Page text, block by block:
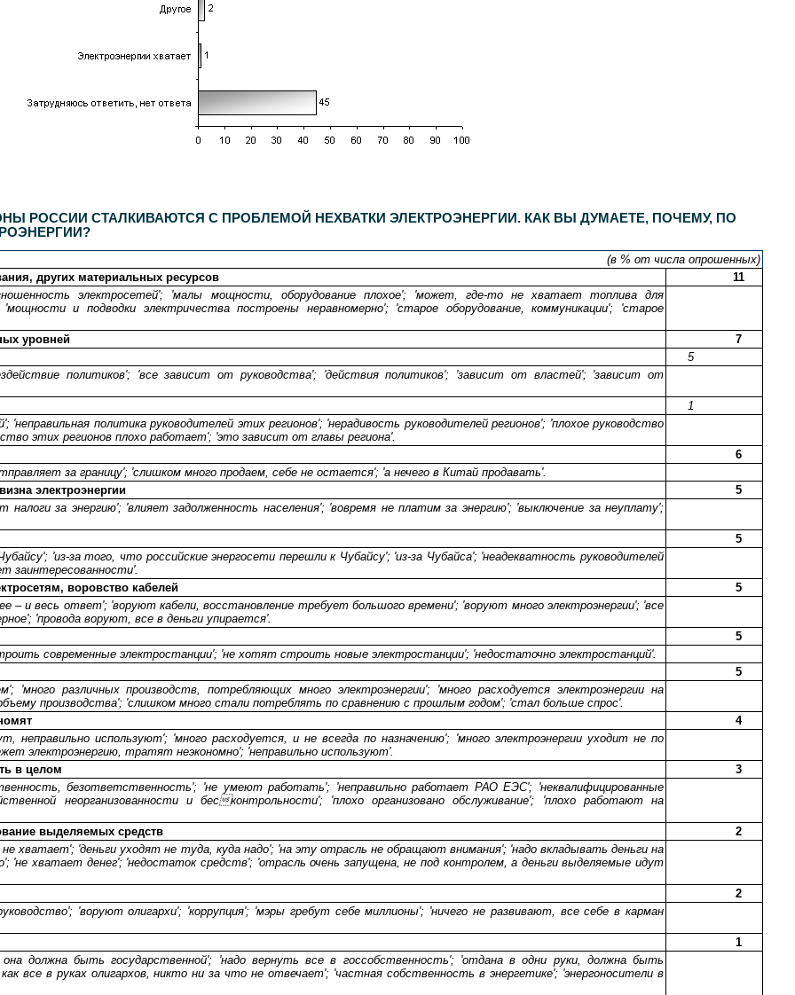
РОССИИ СТАЛКИВАЮТСЯ С ПРОБЛЕМОЙ НЕХВАТКИ ЭЛЕКТРОЭНЕРГИИ. КАК ВЫ ДУМАЕТЕ, ПОЧЕМУ, ПО
(в % от числа опрошенных)
других материальных ресурсов
11
электросетей'; 'малы мощности, оборудование плохое'; 'может, где-то не хватает топлива для
и подводки электричества построены неравномерно'; 'старое оборудование, коммуникации'; 'старое
уровней
7
5
политиков'; 'все зависит от руководства'; 'действия политиков'; 'зависит от властей'; 'зависит от
1
политика руководителей этих регионов'; 'нерадивость руководителей регионов'; 'плохое руководство
этих регионов плохо работает'; 'это зависит от главы региона'.
6
за границу'; 'слишком много продаем, себе не остается'; 'а нечего в Китай продавать'.
электроэнергии
5
за энергию'; 'влияет задолженность населения'; 'вовремя не платим за энергию'; 'выключение за неуплату';
5
'из-за того, что российские энергосети перешли к Чубайсу'; 'из-за Чубайса'; 'неадекватность руководителей
заинтересованности'.
воровство кабелей
5
– и весь ответ'; 'воруют кабели, восстановление требует большого времени'; 'воруют много электроэнергии'; 'все
'провода воруют, все в деньги упирается'.
5
современные электростанции'; 'не хотят строить новые электростанции'; 'недостаточно электростанций'.
5
'много различных производств, потребляющих много электроэнергии'; 'много расходуется электроэнергии на
производства'; 'слишком много стали потреблять по сравнению с прошлым годом'; 'стал больше спрос'.
4
неправильно используют'; 'много расходуется, и не всегда по назначению'; 'много электроэнергии уходит не по
электроэнергию, тратят неэкономно'; 'неправильно используют'.
в целом
3
безответственность'; 'не умеют работать'; 'неправильно работает РАО ЕЭС'; 'неквалифицированные
неорганизованности и бесконтрольности'; 'плохо организовано обслуживание'; 'плохо работают на
выделяемых средств
2
хватает'; 'деньги уходят не туда, куда надо'; 'на эту отрасль не обращают внимания'; 'надо вкладывать деньги на
хватает денег'; 'недостаток средств'; 'отрасль очень запущена, не под контролем, а деньги выделяемые идут
2
'воруют олигархи'; 'коррупция'; 'мэры гребут себе миллионы'; 'ничего не развивают, все себе в карман
1
должна быть государственной'; 'надо вернуть все в госсобственность'; 'отдана в одни руки, должна быть
все в руках олигархов, никто ни за что не отвечает'; 'частная собственность в энергетике'; 'энергоносители в